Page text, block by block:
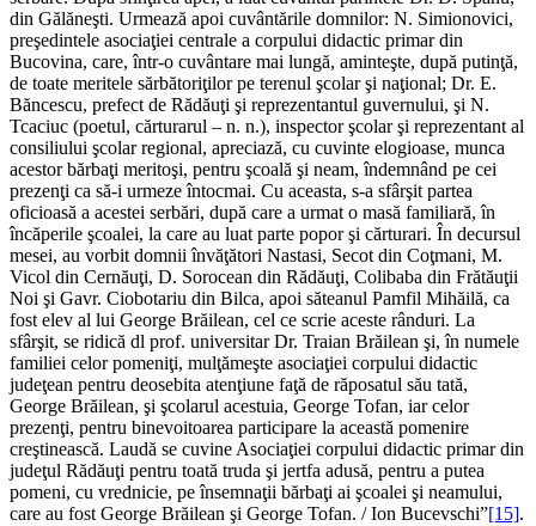
din Gălăneşti. Urmează apoi cuvântările domnilor: N. Simionovici,
preşedintele asociaţiei centrale a corpului didactic primar din
Bucovina, care, într-o cuvântare mai lungă, aminteşte, după putinţă,
de toate meritele sărbătoriţilor pe terenul şcolar şi naţional; Dr. E.
Băncescu, prefect de Rădăuţi şi reprezentantul guvernului, şi N.
Tcaciuc (poetul, cărturarul – n. n.), inspector şcolar şi reprezentant al
consiliului şcolar regional, apreciază, cu cuvinte elogioase, munca
acestor bărbaţi meritoşi, pentru şcoală şi neam, îndemnând pe cei
prezenţi ca să-i urmeze întocmai. Cu aceasta, s-a sfârşit partea
oficioasă a acestei serbări, după care a urmat o masă familiară, în
încăperile şcoalei, la care au luat parte popor şi cărturari. În decursul
mesei, au vorbit domnii învăţători Nastasi, Secot din Coţmani, M.
Vicol din Cernăuţi, D. Sorocean din Rădăuţi, Colibaba din Frătăuţii
Noi şi Gavr. Ciobotariu din Bilca, apoi săteanul Pamfil Mihăilă, ca
fost elev al lui George Brăilean, cel ce scrie aceste rânduri. La
sfârşit, se ridică dl prof. universitar Dr. Traian Brăilean şi, în numele
familiei celor pomeniţi, mulţămeşte asociaţiei corpului didactic
judeţean pentru deosebita atenţiune faţă de răposatul său tată,
George Brăilean, şi şcolarul acestuia, George Tofan, iar celor
prezenţi, pentru binevoitoarea participare la această pomenire
creştinească. Laudă se cuvine Asociaţiei corpului didactic primar din
judeţul Rădăuţi pentru toată truda şi jertfa adusă, pentru a putea
pomeni, cu vrednicie, pe însemnaţii bărbaţi ai şcoalei şi neamului,
care au fost George Brăilean şi George Tofan. / Ion Bucevschi”[15].